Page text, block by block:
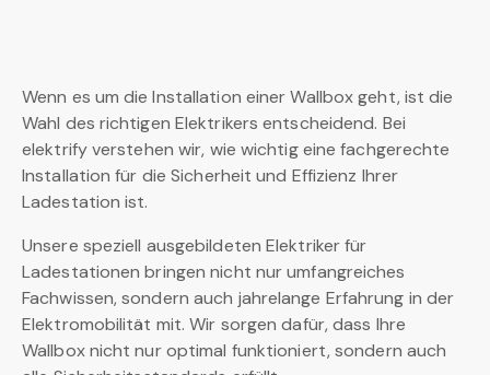
Wenn es um die Installation einer Wallbox geht, ist die
Wahl des richtigen Elektrikers entscheidend. Bei
elektrify verstehen wir, wie wichtig eine fachgerechte
Installation für die Sicherheit und Effizienz Ihrer
Ladestation ist.
Unsere speziell ausgebildeten Elektriker für
Ladestationen bringen nicht nur umfangreiches
Fachwissen, sondern auch jahrelange Erfahrung in der
Elektromobilität mit. Wir sorgen dafür, dass Ihre
Wallbox nicht nur optimal funktioniert, sondern auch